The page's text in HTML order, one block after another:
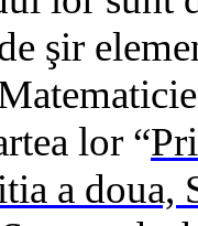
şir
lor “
a doua,